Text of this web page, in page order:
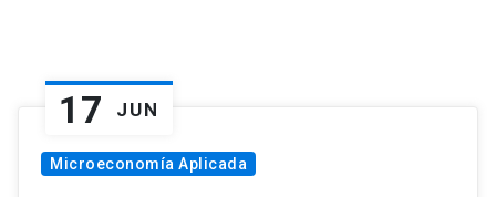
17 JUN
Microeconomía Aplicada